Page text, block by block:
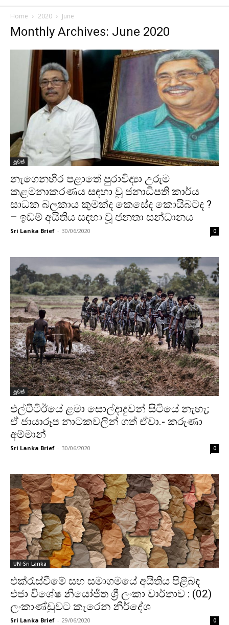
Home 2020 June
Monthly Archives: June 2020
පුවත්
නැගෙනහිර පළාතේ පුරාවිද්‍යා උරුම
කළමනාකරණය සඳහා වූ ජනාධිපති කාර්ය
සාධක බලකාය කුමක්ද කෙසේද කොයිබටද ?
– ඉඩම් අයිතිය සඳහා වූ ජනතා සන්ධානය
Sri Lanka Brief - 30/06/2020 0
පුවත්
එල්ටීටීඊයේ ළමා සොල්දාදුවන් සිටියේ නැහැ;
ඒ ජායාරූප නාටකවලින් ගත් ඒවා.- කරුණා
අම්මාන්
Sri Lanka Brief - 30/06/2020 0
UN-Sri Lanka
එක්රැස්වීමේ සහ සමාගමයේ අයිතිය පිළිබඳ
එජා විශේෂ නියෝජිත ශ්‍රී ලංකා වාර්තාව : (02)
ලංකාණ්ඩුවට කැරෙන නිර්දේශ
Sri Lanka Brief - 29/06/2020 0